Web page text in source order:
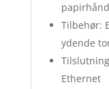
Tilbehør:
ydende
Ethernet